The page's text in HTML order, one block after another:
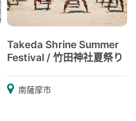
Takeda Shrine Summer
Festival / 竹田神社夏祭り
南薩摩市